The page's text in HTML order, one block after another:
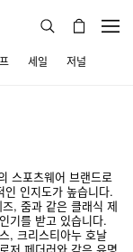
세일 저널
스포츠웨어 브랜드로
인지도가 높습니다.
, 줌과 같은 클래식 제
기를 받고 있습니다.
, 크리스티아누 호날